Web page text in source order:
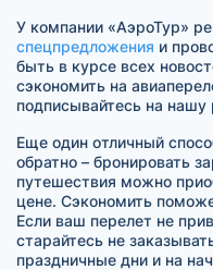
У компании «АэроТур»
спецпредложения и
быть в курсе всех
сэкономить на
подписывайтесь на нашу
Еще один отличный
обратно – бронировать
путешествия можно
цене. Сэкономить
Если ваш перелет не
старайтесь не
праздничные дни и на